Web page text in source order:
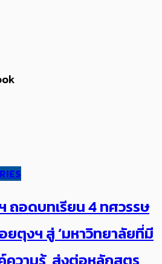
ถอดบทเรียน 4 ทศวรรษ
ตุงฯ สู่ ‘มหาวิทยาลัยที่มี